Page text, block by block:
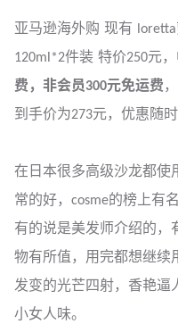
亚马逊海外购 现有
120ml*2件装 特价250元，
费，非会员300元免运费
到手价为273元，优惠随时
在日本很多高级沙龙都使
常的好，cosme的榜上有
有的说是美发师介绍的，
物有所值，用完都想继续
发变的光芒四射，香艳逼
小女人味。